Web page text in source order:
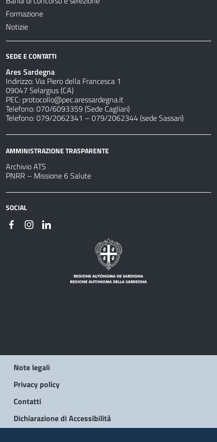
Formazione
Notizie
SEDE E CONTATTI
Ares Sardegna
Indirizzo: Via Piero della Francesca 1
09047 Selargius (CA)
PEC: protocollo@pec.aressardegna.it
Telefono: 070/6093359 (Sede Cagliari)
Telefono: 079/2062341 – 079/2062344 (sede Sassari)
AMMINISTRAZIONE TRASPARENTE
Archivio ATS
PNRR – Missione 6 Salute
SOCIAL
Note legali
Privacy policy
Contatti
Dichiarazione di Accessibilità